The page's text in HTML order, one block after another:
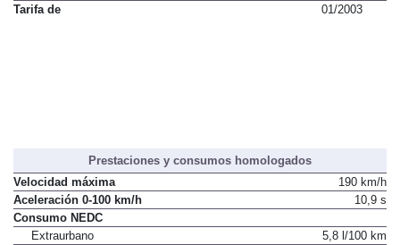
Tarifa de
01/2003
Prestaciones y consumos homologados
Velocidad máxima
190 km/h
Aceleración 0-100 km/h
10,9 s
Consumo NEDC
Extraurbano
5,8 l/100 km